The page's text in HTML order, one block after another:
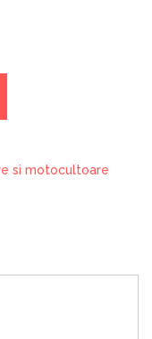
si motocultoare